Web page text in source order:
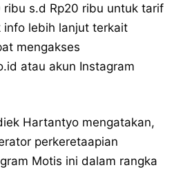
ribu s.d Rp20 ribu untuk tarif
info lebih lanjut terkait
mengakses
atau akun Instagram
Hartantyo mengatakan,
perkeretaapian
Motis ini dalam rangka